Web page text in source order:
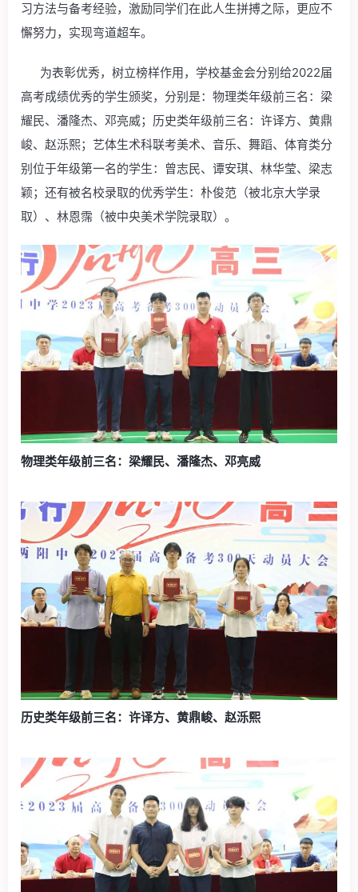
习方法与备考经验，激励同学们在此人生拼搏之际，更应不
懈努力，实现弯道超车。
为表彰优秀，树立榜样作用，学校基金会分别给2022届
高考成绩优秀的学生颁奖，分别是：物理类年级前三名：梁
耀民、潘隆杰、邓亮威；历史类年级前三名：许译方、黄鼎
峻、赵泺熙；艺体生术科联考美术、音乐、舞蹈、体育类分
别位于年级第一名的学生：曾志民、谭安琪、林华莹、梁志
颖；还有被名校录取的优秀学生：朴俊范（被北京大学录
取）、林恩霈（被中央美术学院录取）。
物理类年级前三名：梁耀民、潘隆杰、邓亮威
历史类年级前三名：许译方、黄鼎峻、赵泺熙